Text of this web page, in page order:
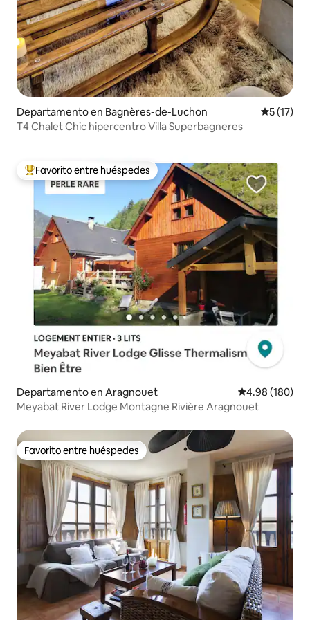
Departamento en Bagnères-de-Luchon
5 (17)
T4 Chalet Chic hipercentro Villa Superbagneres
De los mejores en Favorito entre huéspedes
Favorito entre huéspedes
Departamento en Aragnouet Calificación
4.98 (180)
Meyabat River Lodge Montagne Rivière Aragnouet
Favorito entre huéspedes
Favorito entre huéspedes